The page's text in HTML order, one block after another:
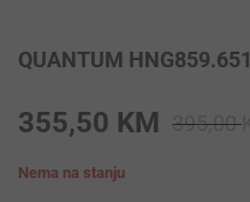
QUANTUM HNG859.651
395,00
355,50 KM
Nema na stanju